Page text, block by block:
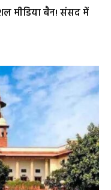
मीडिया बैन! संसद में